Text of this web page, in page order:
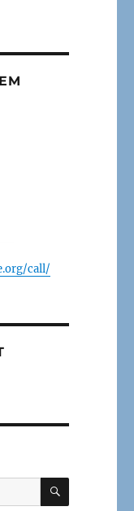
call/
SUCHEN